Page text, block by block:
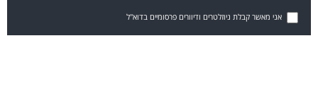
אני מאשר קבלת ניוזלטרים ודיוורים פרסומיים בדוא"ל